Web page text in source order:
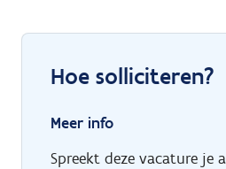
Hoe solliciteren?
Meer info
Spreekt deze vacature